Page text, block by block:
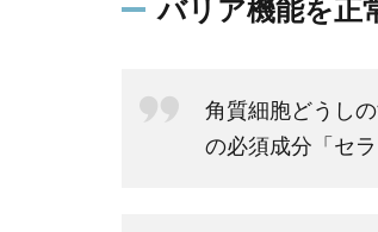
バリア機能を正
角質細胞どうし
の必須成分「セラ